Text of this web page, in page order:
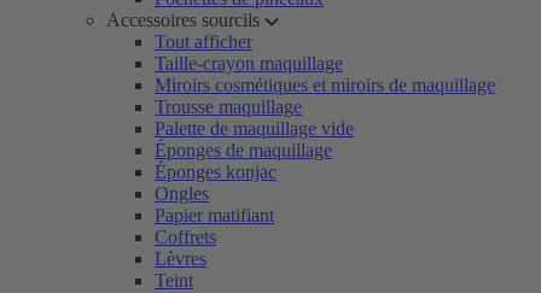
Accessoires sourcils
Tout afficher
Taille-crayon maquillage
Miroirs cosmétiques et miroirs de maquillage
Trousse maquillage
Palette de maquillage vide
Éponges de maquillage
Éponges konjac
Ongles
Papier matifiant
Coffrets
Lèvres
Teint